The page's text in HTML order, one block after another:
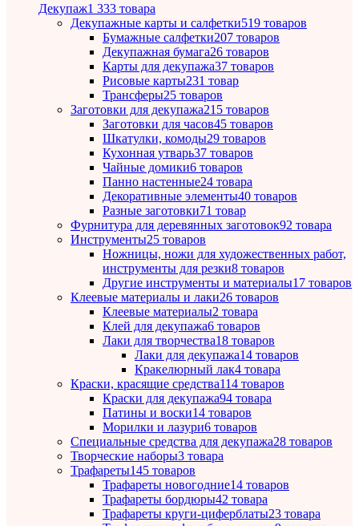
Декупаж1 333 товара
Декупажные карты и салфетки519 товаров
Бумажные салфетки207 товаров
Декупажная бумага26 товаров
Карты для декупажа37 товаров
Рисовые карты231 товар
Трансферы25 товаров
Заготовки для декупажа215 товаров
Заготовки для часов45 товаров
Шкатулки, комоды29 товаров
Кухонная утварь37 товаров
Чайные домики6 товаров
Панно настенные24 товара
Декоративные элементы40 товаров
Разные заготовки71 товар
Фурнитура для деревянных заготовок92 товара
Инструменты25 товаров
Ножницы, ножи для художественных работ,
инструменты для резки8 товаров
Другие инструменты и материалы17 товаров
Клеевые материалы и лаки26 товаров
Клеевые материалы2 товара
Клей для декупажа6 товаров
Лаки для творчества18 товаров
Лаки для декупажа14 товаров
Кракелюрный лак4 товара
Краски, красящие средства114 товаров
Краски для декупажа94 товара
Патины и воски14 товаров
Морилки и лазури6 товаров
Специальные средства для декупажа28 товаров
Творческие наборы3 товара
Трафареты145 товаров
Трафареты новогодние14 товаров
Трафареты бордюры42 товара
Трафареты круги-циферблаты23 товара